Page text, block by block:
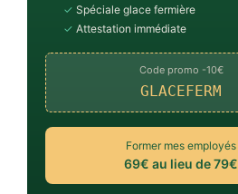
✓ Spéciale glace fermière
✓ Attestation immédiate
Code promo -10€
GLACEFERM
Former mes employés
69€ au lieu de 79€